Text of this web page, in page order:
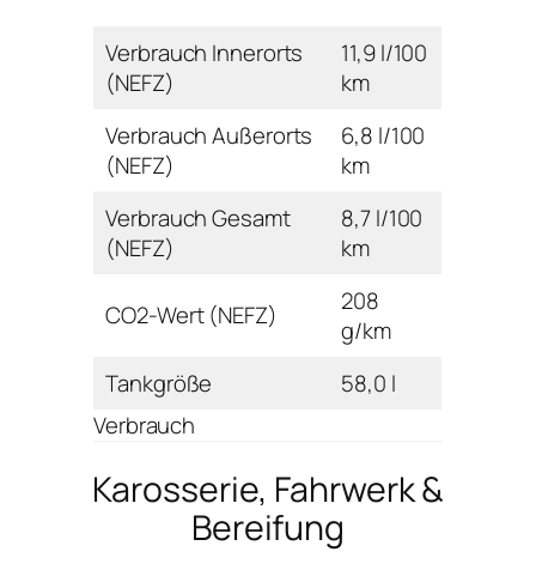
Verbrauch Innerorts
(NEFZ)
11,9 l/100
km
Verbrauch Außerorts
(NEFZ)
6,8 l/100
km
Verbrauch Gesamt
(NEFZ)
8,7 l/100
km
CO2-Wert (NEFZ)
208
g/km
Tankgröße
58,0 l
Verbrauch
Karosserie, Fahrwerk &
Bereifung